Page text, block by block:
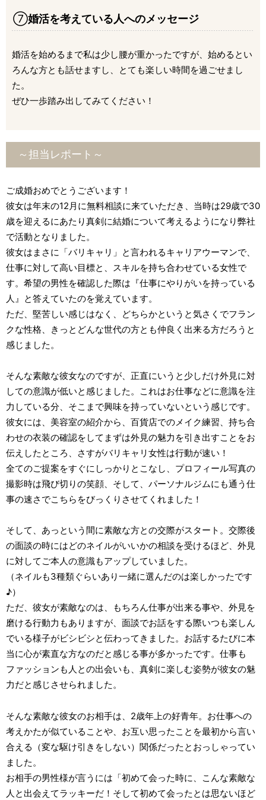
⑦婚活を考えている人へのメッセージ
婚活を始めるまで私は少し腰が重かったですが、始めるとい
ろんな方とも話せますし、とても楽しい時間を過ごせまし
た。
ぜひ一歩踏み出してみてください！
～担当レポート～
ご成婚おめでとうございます！
彼女は年末の12月に無料相談に来ていただき、当時は29歳で30
歳を迎えるにあたり真剣に結婚について考えるようになり弊社
で活動となりました。
彼女はまさに「バリキャリ」と言われるキャリアウーマンで、
仕事に対して高い目標と、スキルを持ち合わせている女性で
す。希望の男性を確認した際は『仕事にやりがいを持っている
人』と答えていたのを覚えています。
ただ、堅苦しい感じはなく、どちらかというと気さくでフラン
クな性格、きっとどんな世代の方とも仲良く出来る方だろうと
感じました。
そんな素敵な彼女なのですが、正直にいうと少しだけ外見に対
しての意識が低いと感じました。これはお仕事などに意識を注
力している分、そこまで興味を持っていないという感じです。
彼女には、美容室の紹介から、百貨店でのメイク練習、持ち合
わせの衣装の確認をしてまずは外見の魅力を引き出すことをお
伝えしたところ、さすがバリキャリ女性は行動が速い！
全てのご提案をすぐにしっかりとこなし、プロフィール写真の
撮影時は飛び切りの笑顔、そして、パーソナルジムにも通う仕
事の速さでこちらをびっくりさせてくれました！
そして、あっという間に素敵な方との交際がスタート。交際後
の面談の時にはどのネイルがいいかの相談を受けるほど、外見
に対してご本人の意識もアップしていました。
（ネイルも3種類ぐらいあり一緒に選んだのは楽しかったです
♪）
ただ、彼女が素敵なのは、もちろん仕事が出来る事や、外見を
磨ける行動力もありますが、面談でお話をする際いつも楽しん
でいる様子がビシビシと伝わってきました。お話するたびに本
当に心が素直な方なのだと感じる事が多かったです。仕事も
ファッションも人との出会いも、真剣に楽しむ姿勢が彼女の魅
力だと感じさせられました。
そんな素敵な彼女のお相手は、2歳年上の好青年。お仕事への
考えかたが似ていることや、お互い思ったことを最初から言い
合える（変な駆け引きをしない）関係だったとおっしゃってい
ました。
お相手の男性様が言うには「初めて会った時に、こんな素敵な
人と出会えてラッキーだ！そして初めて会ったとは思ないほど